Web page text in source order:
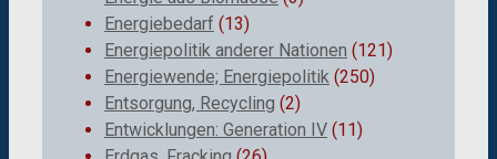
Energiebedarf (13)
Energiepolitik anderer Nationen (121)
Energiewende; Energiepolitik (250)
Entsorgung, Recycling (2)
Entwicklungen: Generation IV (11)